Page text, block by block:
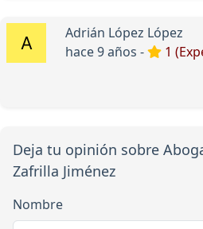
Adrián López López
hace 9 años -
1
Deja tu opinión sobre
Zafrilla Jiménez
Nombre